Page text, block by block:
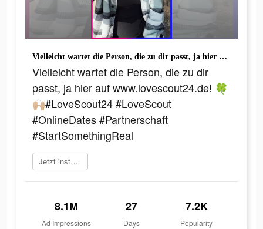
Vielleicht wartet die Person, die zu dir passt, ja hier auf www.lovescout24.de! 🍀🙌🏼#LoveScout24 #LoveScout #OnlineDates #Partnerschaft #StartSomethingReal
Vielleicht wartet die Person, die zu dir
passt, ja hier auf www.lovescout24.de! 🍀
🙌🏼#LoveScout24 #LoveScout
#OnlineDates #Partnerschaft
#StartSomethingReal
Jetzt installieren
8.1M
Ad Impressions
27
Days
7.2K
Popularity